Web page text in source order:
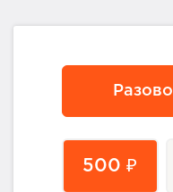
Разово
500 ₽